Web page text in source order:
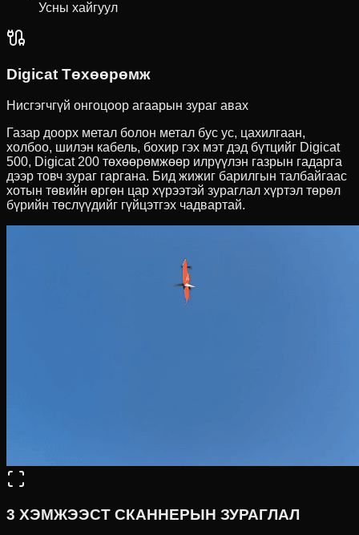
Усны хайгуул
Digicat Төхөөрөмж
Нисгэгчгүй онгоцоор агаарын зураг авах
Газар доорх метал болон метал бус ус, цахилгаан,
холбоо, шилэн кабель, бохир гэх мэт дэд бүтцийг Digicat
500, Digicat 200 төхөөрөмжөөр илрүүлэн газрын гадарга
дээр товч зураг гаргана. Бид жижиг барилгын талбайгаас
хотын төвийн өргөн цар хүрээтэй зураглал хүртэл төрөл
бүрийн төслүүдийг гүйцэтгэх чадвартай.
3 ХЭМЖЭЭСТ СКАННЕРЫН ЗУРАГЛАЛ